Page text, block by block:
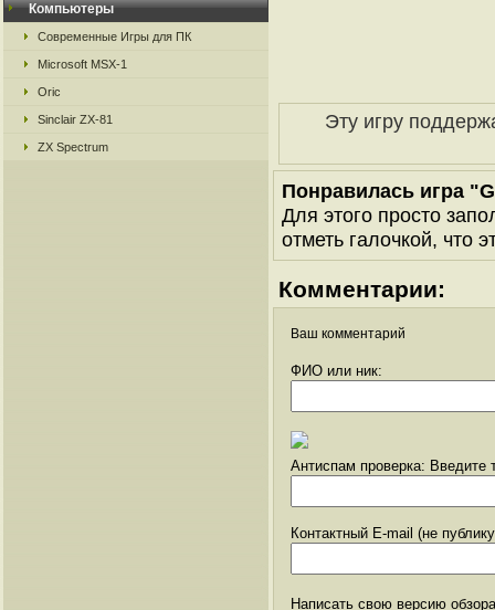
Компьютеры
Современные Игры для ПК
Microsoft MSX-1
Oric
Sinclair ZX-81
ZX Spectrum
Эту игру
Понравилась игра
Для этого просто
отметь галочкой, что
Комментарии:
Ваш комментарий
ФИО или ник:
Антиспам проверка: Введите
Контактный E-mail (не
Написать свою версию